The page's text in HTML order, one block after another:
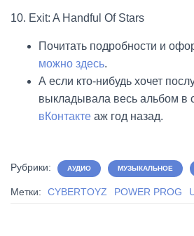
10. Exit: A Handful Of Stars
Почитать подробности и
можно здесь.
А если кто-нибудь хочет
выкладывала весь альбом в
вКонтакте аж год назад.
Рубрики: АУДИО МУЗЫКАЛЬНОЕ
Метки: CYBERTOYZ POWER PROG